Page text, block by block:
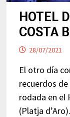
HOTEL
COSTA
28/07/2021
El otro día
recuerdos
rodada en el
(Platja